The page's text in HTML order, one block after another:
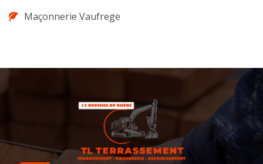
Maçonnerie Vaufrege